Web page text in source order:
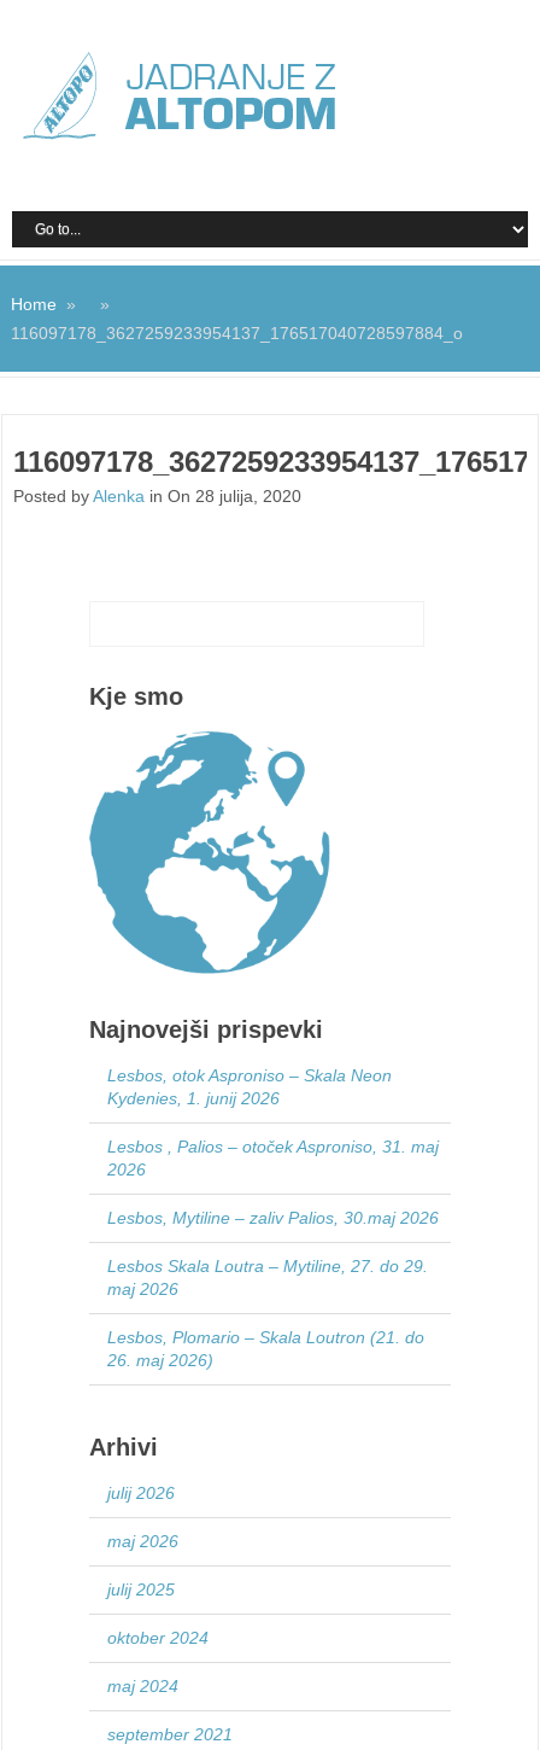
Home » »
116097178_3627259233954137_176517040728597884_o
Posted byAlenka in On 28 julija, 2020
Kje smo
Najnovejši prispevki
Lesbos, otok Asproniso – Skala Neon
Kydenies, 1. junij 2026
Lesbos , Palios – otoček Asproniso, 31. maj
2026
Lesbos, Mytiline – zaliv Palios, 30.maj 2026
Lesbos Skala Loutra – Mytiline, 27. do 29.
maj 2026
Lesbos, Plomario – Skala Loutron (21. do
26. maj 2026)
Arhivi
julij 2026
maj 2026
julij 2025
oktober 2024
maj 2024
september 2021